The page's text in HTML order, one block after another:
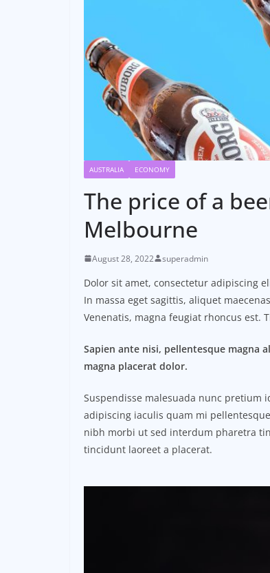
AUSTRALIA ECONOMY
The price of a
Melbourne
August 28, 2022 superadmin
Dolor sit amet, consectetur adipiscing
In massa eget sagittis, aliquet
Venenatis, magna feugiat rhoncus est.
Sapien ante nisi, pellentesque magna
magna placerat dolor.
Suspendisse malesuada nunc pretium
adipiscing iaculis quam mi
nibh morbi ut sed interdum pharetra
tincidunt laoreet a placerat.